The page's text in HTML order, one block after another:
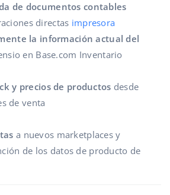
de documentos contables
directas impresora
la información actual del
en Base.com Inventario
y precios de productos desde
de venta
a nuevos marketplaces y
de los datos de producto de